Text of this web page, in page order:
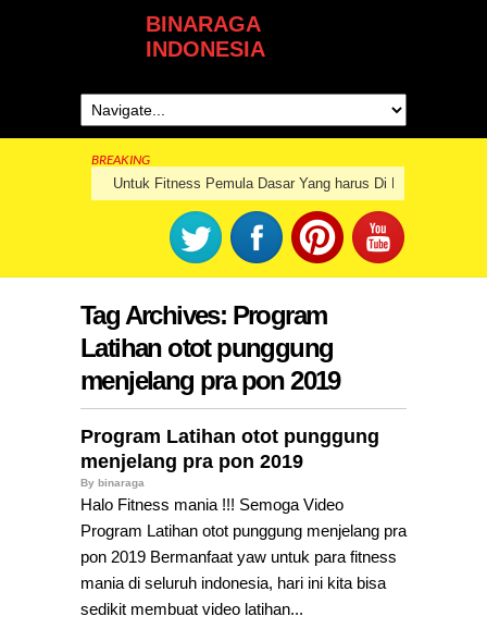
BINARAGA
INDONESIA
BREAKING
Untuk Fitness Pemula Dasar Yang harus Di Pahami
Tag Archives: Program
Latihan otot punggung
menjelang pra pon 2019
Program Latihan otot punggung
menjelang pra pon 2019
By binaraga
Halo Fitness mania !!! Semoga Video
Program Latihan otot punggung menjelang pra
pon 2019 Bermanfaat yaw untuk para fitness
mania di seluruh indonesia, hari ini kita bisa
sedikit membuat video latihan...